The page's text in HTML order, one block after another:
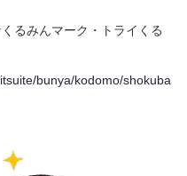
るみんマーク・トライくる
bunya/kodomo/shokuba